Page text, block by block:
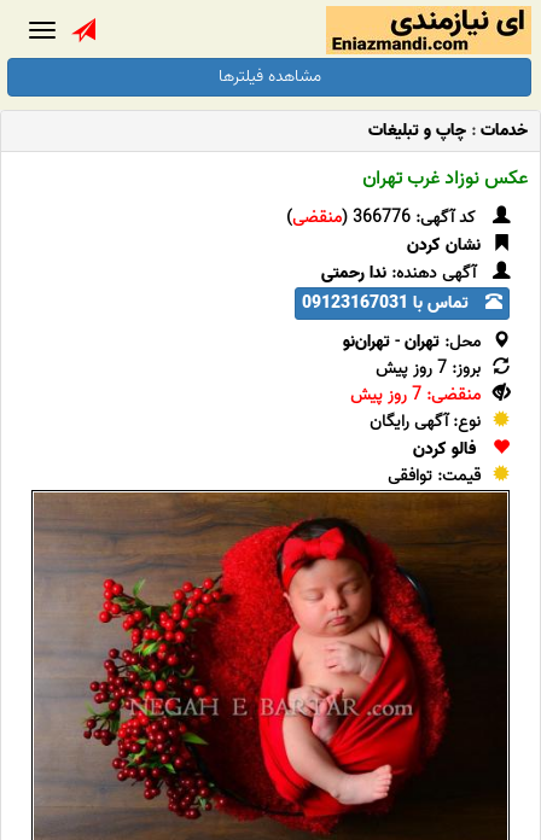
مشاهده فیلترها
خدمات: چاپ و تبلیغات
عکس نوزاد غرب تهران
کد آگهی: 366776 ( منقضی)
نشان کردن
آگهی دهنده: ندا رحمتی
تماس با 09123167031
محل: تهران-تهران‌نو
بروز: 7 روز پیش
منقضی: 7 روز پیش
نوع: آگهی رایگان
فالو کردن
قیمت: توافقی